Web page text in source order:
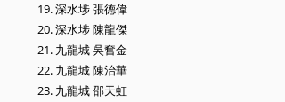
19. 深水埗 張德偉
20. 深水埗 陳龍傑
21. 九龍城 吳奮金
22. 九龍城 陳治華
23. 九龍城 邵天虹